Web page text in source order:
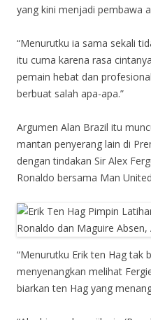
yang kini menjadi pembawa
“Menurutku ia sama sekali
itu cuma karena rasa
pemain hebat dan
berbuat salah apa-apa.”
Argumen Alan Brazil itu
mantan penyerang lain di
dengan tindakan Sir Alex
Ronaldo bersama Man
“Menurutku Erik ten Hag tak
menyenangkan melihat
biarkan ten Hag yang